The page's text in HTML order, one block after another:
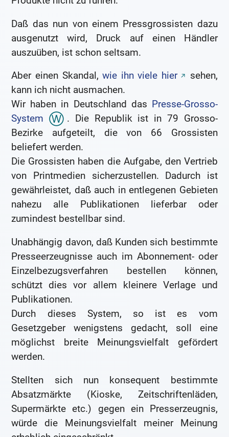
Daß das nun von einem Pressgrossisten dazu
ausgenutzt wird, Druck auf einen Händler
auszuüben, ist schon seltsam.
Aber einen Skandal,wie ihn viele hier
sehen,
kann ich nicht ausmachen.
Wir haben in Deutschland das Presse-Grosso-
System
. Die Republik ist in 79 Grosso-
Bezirke aufgeteilt, die von 66 Grossisten
beliefert werden.
Die Grossisten haben die Aufgabe, den Vertrieb
von Printmedien sicherzustellen. Dadurch ist
gewährleistet, daß auch in entlegenen Gebieten
nahezu alle Publikationen lieferbar oder
zumindest bestellbar sind.
Unabhängig davon, daß Kunden sich bestimmte
Presseerzeugnisse auch im Abonnement- oder
Einzelbezugsverfahren bestellen können,
schützt dies vor allem kleinere Verlage und
Publikationen.
Durch dieses System, so ist es vom
Gesetzgeber wenigstens gedacht, soll eine
möglichst breite Meinungsvielfalt gefördert
werden.
Stellten sich nun konsequent bestimmte
Absatzmärkte (Kioske, Zeitschriftenläden,
Supermärkte etc.) gegen ein Presserzeugnis,
würde die Meinungsvielfalt meiner Meinung